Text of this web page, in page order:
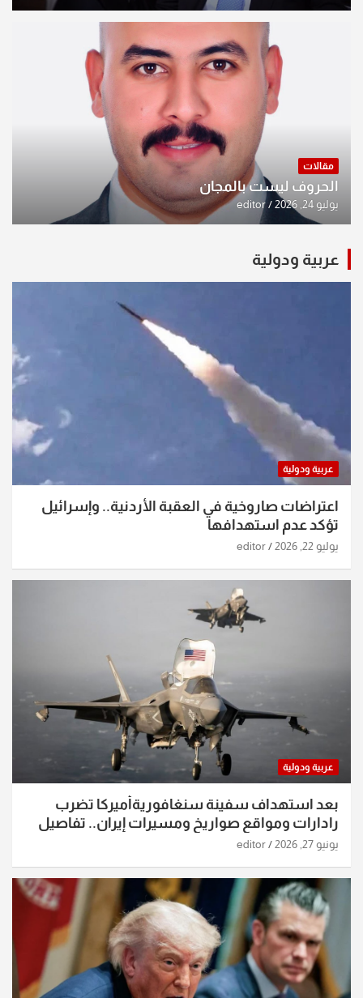
مقالات
الحروف ليست بالمجان
يوليو 24, 2026 editor
عربية ودولية
عربية ودولية
اعتراضات صاروخية في العقبة الأردنية.. وإسرائيل
تؤكد عدم استهدافها
يوليو 22, 2026 editor
عربية ودولية
بعد استهداف سفينة سنغافوريةأميركا تضرب
رادارات ومواقع صواريخ ومسيرات إيران.. تفاصيل
الساعات الماضية
يونيو 27, 2026 editor